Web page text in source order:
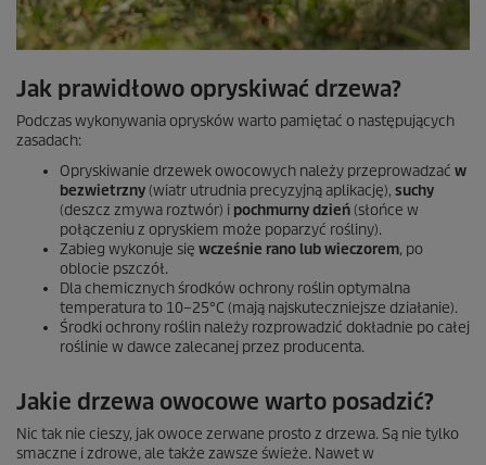
Jak prawidłowo opryskiwać drzewa?
Podczas wykonywania oprysków warto pamiętać o następujących
zasadach:
Opryskiwanie drzewek owocowych należy przeprowadzać w
bezwietrzny (wiatr utrudnia precyzyjną aplikację), suchy
(deszcz zmywa roztwór) i pochmurny dzień (słońce w
połączeniu z opryskiem może poparzyć rośliny).
Zabieg wykonuje się wcześnie rano lub wieczorem, po
oblocie pszczół.
Dla chemicznych środków ochrony roślin optymalna
temperatura to 10–25°C (mają najskuteczniejsze działanie).
Środki ochrony roślin należy rozprowadzić dokładnie po całej
roślinie w dawce zalecanej przez producenta.
Jakie drzewa owocowe warto posadzić?
Nic tak nie cieszy, jak owoce zerwane prosto z drzewa. Są nie tylko
smaczne i zdrowe, ale także zawsze świeże. Nawet w